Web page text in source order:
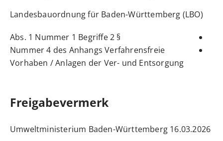
Landesbauordnung für Baden-Württemberg (LBO)
§ 2 Abs. 1 Nummer 1 Begriffe
Nummer 4 des Anhangs Verfahrensfreie
Vorhaben / Anlagen der Ver- und Entsorgung
Freigabevermerk
16.03.2026 Umweltministerium Baden-Württemberg